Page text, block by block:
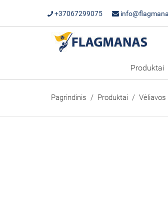
+37067299075
Produktai
Pagrindinis Produktai Vėliavos